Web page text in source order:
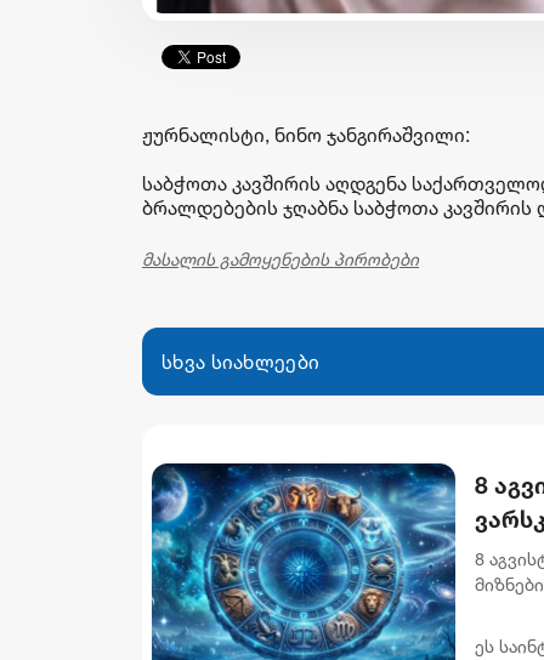
ჟურნალისტი, ნინო ჯანგირაშვილი:
საბჭოთა კავშირის აღდგენა
ბრალდებების ჯღაბნა საბჭოთა
მასალის გამოყენების პირობები
სხვა სიახლეები
8
8
ეს
ნაწილ გადახდისას